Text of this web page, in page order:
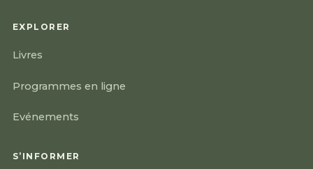
EXPLORER
Livres
Programmes en ligne
Evénements
S’INFORMER